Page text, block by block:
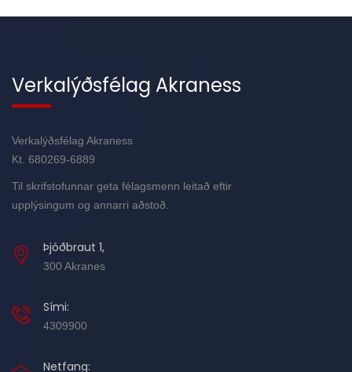
Verkalýðsfélag Akraness
Verkalýðsfélag Akraness
Kt. 680269-6889
Til skrifstofunnar geta félagsmenn leitað eftir
upplýsingum og annarri aðstoð.
Þjóðbraut 1,
300 Akranes
Sími:
4309900
Netfang: